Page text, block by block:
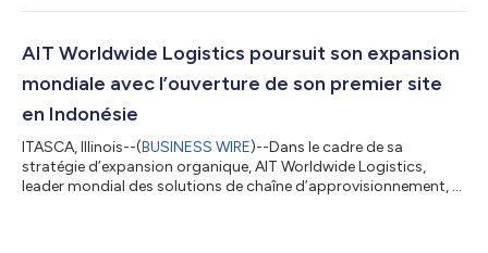
financières de cette transaction privée n’ont pas été divulguées.
fructueuses avec The Jordan Company, L.P. (« TJC »). TJC, aux
AIT Worldwide Logistics poursuit son expansion
mondiale avec l’ouverture de son premier site
en Indonésie
ITASCA, Illinois--(BUSINESS WIRE)--Dans le cadre de sa
stratégie d’expansion organique, AIT Worldwide Logistics,
leader mondial des solutions de chaîne d’approvisionnement, a